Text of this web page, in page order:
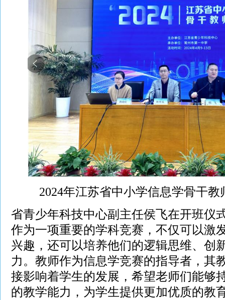
2024年江苏省中小学信息学骨干
省青少年科技中心副主任侯飞在开班仪
作为一项重要的学科竞赛，不仅可以激
兴趣，还可以培养他们的逻辑思维、创
力。教师作为信息学竞赛的指导者，其
接影响着学生的发展，希望老师们能够
的教学能力，为学生提供更加优质的教